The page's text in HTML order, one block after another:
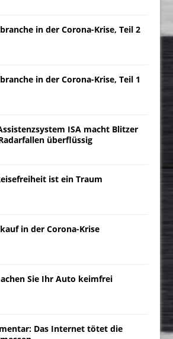
in der Corona-Krise, Teil 2
in der Corona-Krise, Teil 1
ISA macht Blitzer
überflüssig
ist ein Traum
in der Corona-Krise
Sie Ihr Auto keimfrei
Das Internet tötet die